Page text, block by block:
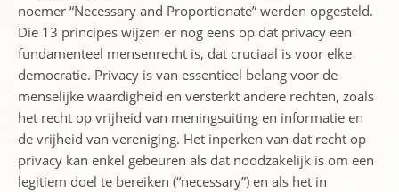
noemer “Necessary and Proportionate” werden opgesteld.
Die 13 principes wijzen er nog eens op dat privacy een
fundamenteel mensenrecht is, dat cruciaal is voor elke
democratie. Privacy is van essentieel belang voor de
menselijke waardigheid en versterkt andere rechten, zoals
het recht op vrijheid van meningsuiting en informatie en
de vrijheid van vereniging. Het inperken van dat recht op
privacy kan enkel gebeuren als dat noodzakelijk is om een
legitiem doel te bereiken (“necessary”) en als het in